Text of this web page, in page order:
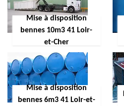
Mise à disposition
bennes 10m3 41 Loir-
et-Cher
Mise à disposition
bennes 6m3 41 Loir-et-